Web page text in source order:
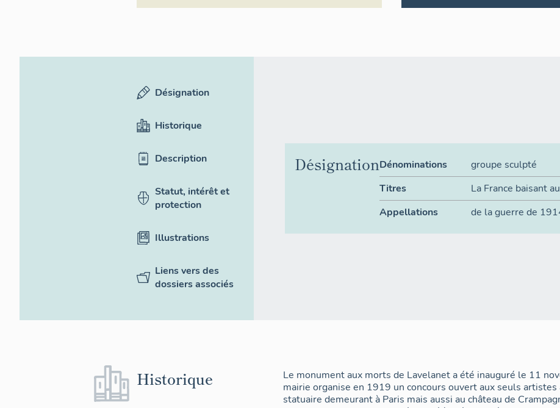
Désignation
Historique
Description
Statut, intérêt et
protection
Illustrations
Liens vers des
dossiers associés
DésignationDénominations
groupe sculpté
Titres
La France baisant
Appellations
de la guerre de
Historique
Le monument aux morts de Lavelanet a été inauguré le 11
mairie organise en 1919 un concours ouvert aux seuls
statuaire demeurant à Paris mais aussi au château de